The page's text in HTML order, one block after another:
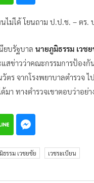
ไม่ได้​ โยนถาม​ ป.ป.ช. – ตร.
ยบรัฐบาล นายภูมิธรรม​ เวช
ข่าวว่าคณะกรรมการป้องกั
ร​ จากโรงพยาบาลตำรวจ​ ไ
มา​ ทางตำรวจเขาตอบว่าอย่
ธรรม​ เวชยชัย​ เวชระเบียน